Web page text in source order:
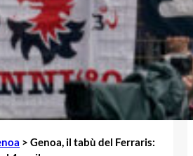
> Genoa, il tabù del Ferraris: